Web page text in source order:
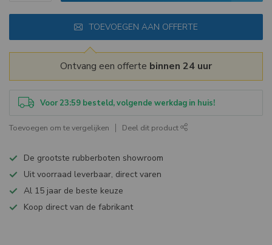
TOEVOEGEN AAN OFFERTE
Ontvang een offerte binnen 24 uur
Voor 23:59 besteld, volgende werkdag in huis!
Toevoegen om te vergelijken Deel dit product
De grootste rubberboten showroom
Uit voorraad leverbaar, direct varen
Al 15 jaar de beste keuze
Koop direct van de fabrikant